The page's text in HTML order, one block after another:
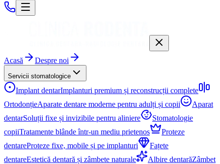
Acasă Despre noi
Servicii stomatologice
Implant dentarImplanturi premium și reconstrucții complete
OrtodonțieAparate dentare moderne pentru adulți și copii
Aparat
dentarSoluții fixe și invizibile pentru aliniere
Stomatologie
copiiTratamente blânde într-un mediu prietenos
Proteze
dentareProteze fixe, mobile și pe implanturi
Fațete
dentareEstetică dentară și zâmbete naturale Albire dentarăZâmbet